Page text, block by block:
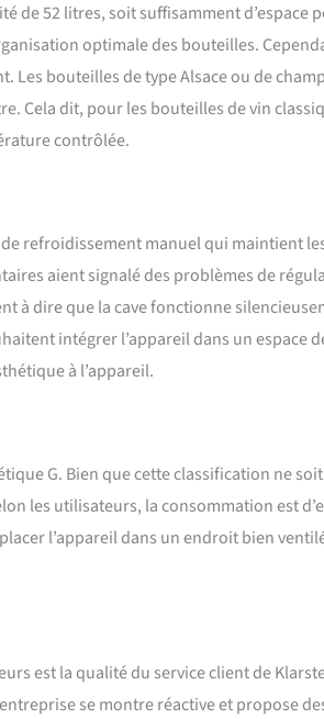
de 52 litres, soit suffisamment
optimale des bouteilles.
Les bouteilles de type Alsace ou de
Cela dit, pour les bouteilles de vin
contrôlée.
de refroidissement manuel qui maintient
aient signalé des problèmes de
à dire que la cave fonctionne
intégrer l’appareil dans un espace
à l’appareil.
G. Bien que cette classification ne
les utilisateurs, la consommation est
l’appareil dans un endroit bien
est la qualité du service client de
se montre réactive et propose